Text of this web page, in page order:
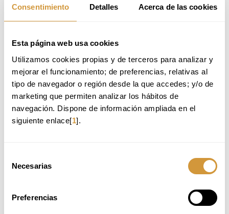
Consentimiento Detalles Acerca de las cookies
Esta página web usa cookies
Utilizamos cookies propias y de terceros para analizar y
mejorar el funcionamiento; de preferencias, relativas al
tipo de navegador o región desde la que accedes; y/o de
marketing que permiten analizar los hábitos de
navegación. Dispone de información ampliada en el
siguiente enlace[1].
Necesarias
Preferencias
BASQUE CULINARY CENTER
Paseo Juan Avelino Barriola, 101
20009 Donostia-San Sebastián (Gipuzkoa)
Tlf.: +34 943 574 500
info@bculinary.com
HARREMANETARAKO FORMULARIOA
markatutako eremuak beharrezkoak dira.